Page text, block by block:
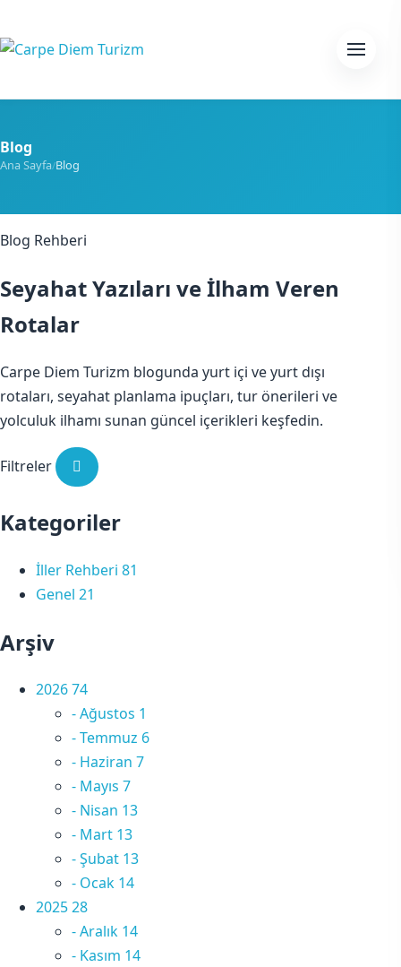
Menu
Blog
Ana Sayfa/Blog
Blog Rehberi
Seyahat Yazıları ve İlham Veren
Rotalar
Carpe Diem Turizm blogunda yurt içi ve yurt dışı
rotaları, seyahat planlama ipuçları, tur önerileri ve
yolculuk ilhamı sunan güncel içerikleri keşfedin.
Filtreler
Kategoriler
İller Rehberi 81
Genel 21
Arşiv
202674
-Ağustos 1
-Temmuz 6
- Haziran 7
- Mayıs 7
- Nisan 13
- Mart 13
-Şubat 13
- Ocak 14
202528
-Aralık 14
- Kasım 14